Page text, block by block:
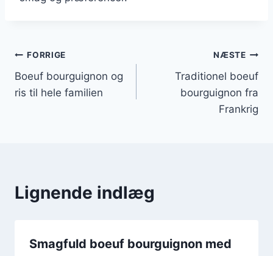
Indlægsnavigation
FORRIGE
Boeuf bourguignon og
ris til hele familien
NÆSTE
Traditionel boeuf
bourguignon fra
Frankrig
Lignende indlæg
Smagfuld boeuf bourguignon med